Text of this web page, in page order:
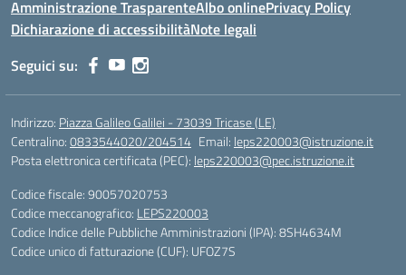
Amministrazione TrasparenteAlbo onlinePrivacy Policy
Dichiarazione di accessibilitàNote legali
Seguici su:
Indirizzo: Piazza Galileo Galilei - 73039 Tricase (LE)
Centralino:0833544020/204514 Email: leps220003@istruzione.it
Posta elettronica certificata (PEC): leps220003@pec.istruzione.it
Codice fiscale: 90057020753
Codice meccanografico: LEPS220003
Codice Indice delle Pubbliche Amministrazioni (IPA): 8SH4634M
Codice unico di fatturazione (CUF): UFOZ7S